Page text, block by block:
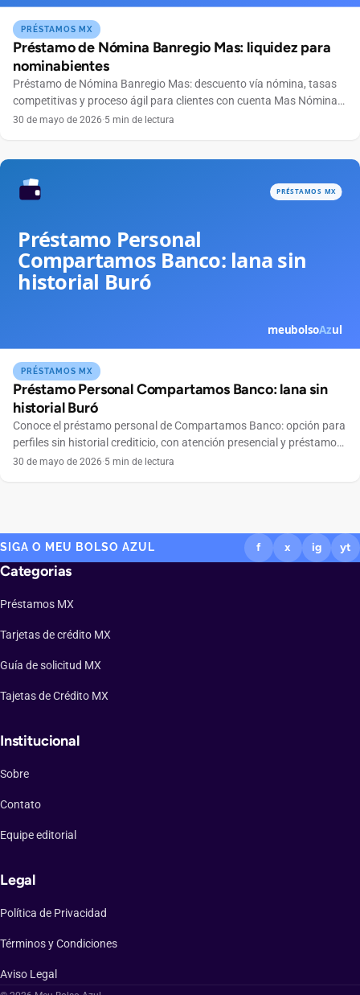
PRÉSTAMOS MX
Préstamo de Nómina Banregio Mas: liquidez para
nominabientes
Préstamo de Nómina Banregio Mas: descuento vía nómina, tasas
competitivas y proceso ágil para clientes con cuenta Mas Nómina
del norte y bajío.
30 de mayo de 2026·5 min de lectura
PRÉSTAMOS MX
Préstamo Personal Compartamos Banco: lana sin
historial Buró
Conoce el préstamo personal de Compartamos Banco: opción para
perfiles sin historial crediticio, con atención presencial y préstamo
grupal en todo México.
30 de mayo de 2026·5 min de lectura
SIGA O MEU BOLSO AZUL f x ig yt
Categorias
Préstamos MX
Tarjetas de crédito MX
Guía de solicitud MX
Tajetas de Crédito MX
Institucional
Sobre
Contato
Equipe editorial
Legal
Política de Privacidad
Términos y Condiciones
Aviso Legal